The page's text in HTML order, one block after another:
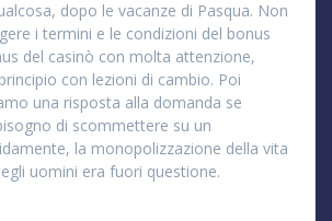
dopo le vacanze di Pasqua. Non
i termini e le condizioni del bonus
del casinò con molta attenzione,
con lezioni di cambio. Poi
una risposta alla domanda se
di scommettere su un
la monopolizzazione della vita
uomini era fuori questione.